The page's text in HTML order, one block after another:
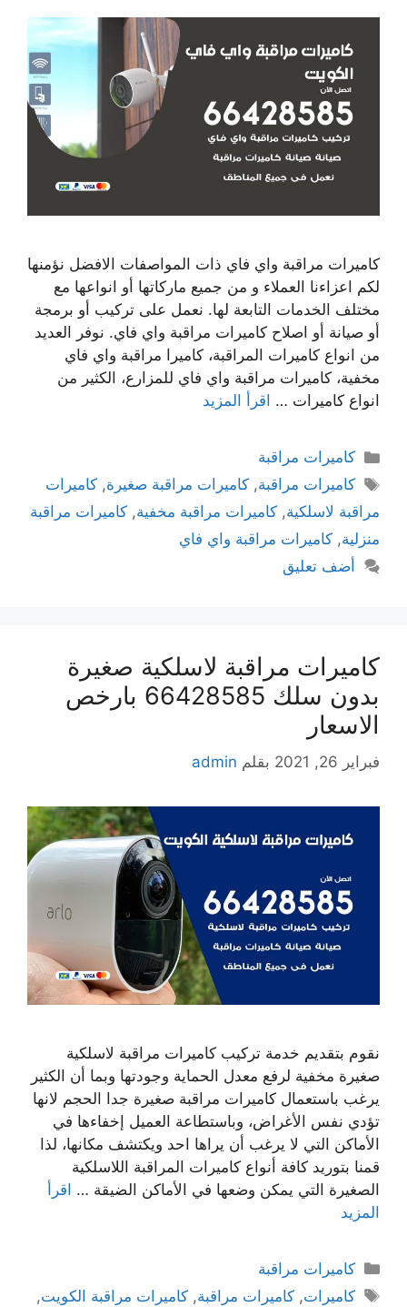
كاميرات مراقبة واي فاي ذات المواصفات الافضل نؤمنها
لكم اعزاءنا العملاء و من جميع ماركاتها أو انواعها مع
مختلف الخدمات التابعة لها. نعمل على تركيب أو برمجة
أو صيانة أو اصلاح كاميرات مراقبة واي فاي. نوفر العديد
من انواع كاميرات المراقبة، كاميرا مراقبة واي فاي
مخفية، كاميرات مراقبة واي فاي للمزارع، الكثير من
انواع كاميرات … اقرأ المزيد
كاميرات مراقبة
كاميرات مراقبة,كاميرات مراقبة صغيرة,كاميرات
مراقبة لاسلكية, كاميرات مراقبة مخفية, كاميرات مراقبة
منزلية, كاميرات مراقبة واي فاي
أضف تعليق
كاميرات مراقبة لاسلكية صغيرة
بدون سلك 66428585 بارخص
الاسعار
فبراير 26, 2021 بقلم admin
نقوم بتقديم خدمة تركيب كاميرات مراقبة لاسلكية
صغيرة مخفية لرفع معدل الحماية وجودتها وبما أن الكثير
يرغب باستعمال كاميرات مراقبة صغيرة جدا الحجم لانها
تؤدي نفس الأغراض، وباستطاعة العميل إخفاءها في
الأماكن التي لا يرغب أن يراها احد ويكتشف مكانها، لذا
قمنا بتوريد كافة أنواع كاميرات المراقبة اللاسلكية
الصغيرة التي يمكن وضعها في الأماكن الضيقة … اقرأ
المزيد
كاميرات مراقبة
كاميرات,كاميرات مراقبة,كاميرات مراقبة الكويت,